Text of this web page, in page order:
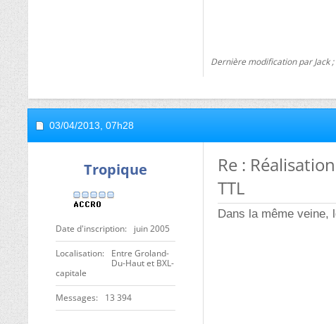
Dernière modification par Jack
03/04/2013, 07h28
Tropique
Date d'inscription juin 2005
Localisation
Entre Groland-
Du-Haut et BXL-
capitale
Messages 13 394
Re :
TTL
Dans la même veine,